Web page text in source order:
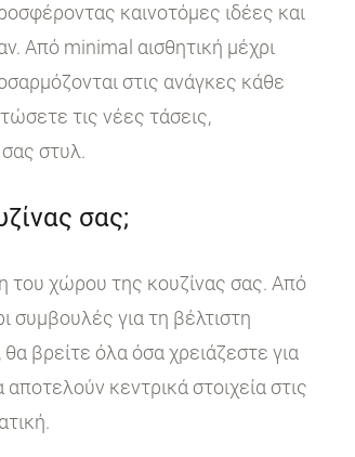
καινοτόμες ιδέες και
Από minimal αισθητική μέχρι
στις ανάγκες κάθε
τις νέες τάσεις,
στυλ.
σας;
του χώρου της κουζίνας σας. Από
συμβουλές για τη βέλτιστη
βρείτε όλα όσα χρειάζεστε για
κεντρικά στοιχεία στις